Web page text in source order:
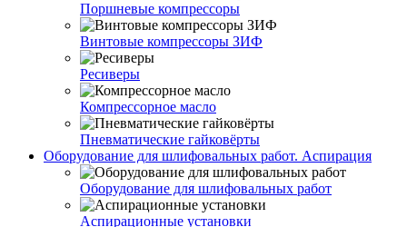
Поршневые компрессоры
Винтовые компрессоры ЗИФ
Ресиверы
Компрессорное масло
Пневматические гайковёрты
Оборудование для шлифовальных работ. Аспирация
Оборудование для шлифовальных работ
Аспирационные установки